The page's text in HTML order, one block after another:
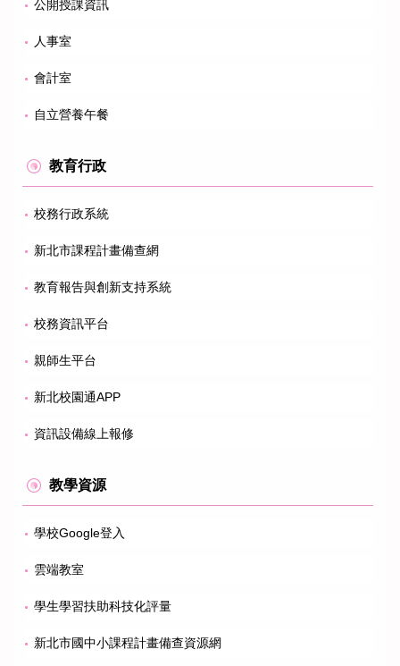
公開授課資訊
人事室
會計室
自立營養午餐
教育行政
校務行政系統
新北市課程計畫備查網
教育報告與創新支持系統
校務資訊平台
親師生平台
新北校園通APP
資訊設備線上報修
教學資源
學校Google登入
雲端教室
學生學習扶助科技化評量
新北市國中小課程計畫備查資源網